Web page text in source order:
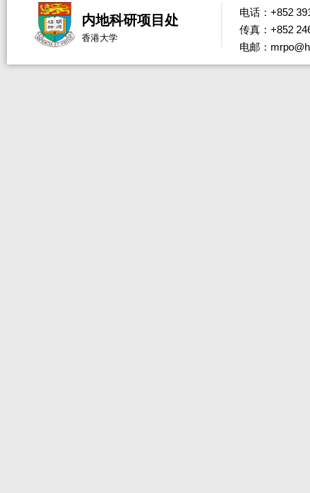
内地科研项目处
香港大学
电话：+852
传真：+852
电邮：